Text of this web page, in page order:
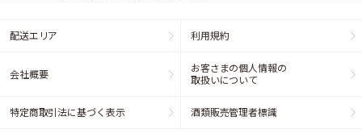
配送エリア 利用規約
会社概要
お客さまの個人情報の
取扱いについて
特定商取引法に基づく表示 酒類販売管理者標識